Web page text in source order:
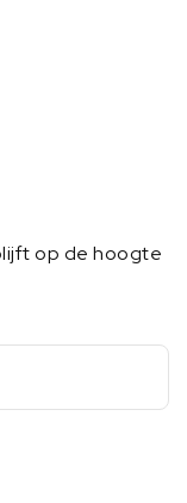
op de hoogte